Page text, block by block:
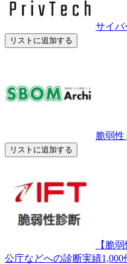
サイバ
リストに追加する
脆弱性
リストに追加する
【脆
公庁などへの診断実績1,000